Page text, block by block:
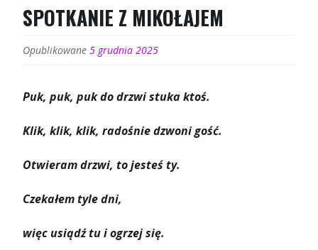
SPOTKANIE Z MIKOŁAJEM
Opublikowane 5 grudnia 2025
Puk, puk, puk do drzwi stuka ktoś.
Klik, klik, klik, radośnie dzwoni gość.
Otwieram drzwi, to jesteś ty.
Czekałem tyle dni,
więc usiądź tu i ogrzej się.